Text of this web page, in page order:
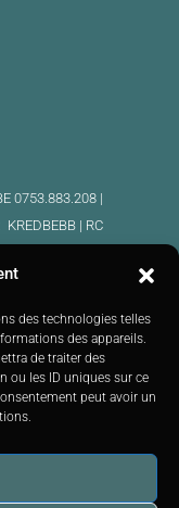
des technologies telles
des appareils.
de traiter des
ou les ID uniques sur ce
peut avoir un
0753.883.208 |
| RC
: 520.171
|Instance de
Bruxelles –